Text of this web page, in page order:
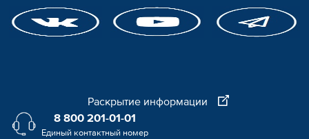
8 800 201-01-01
Единый контактный номер
Раскрытие информации